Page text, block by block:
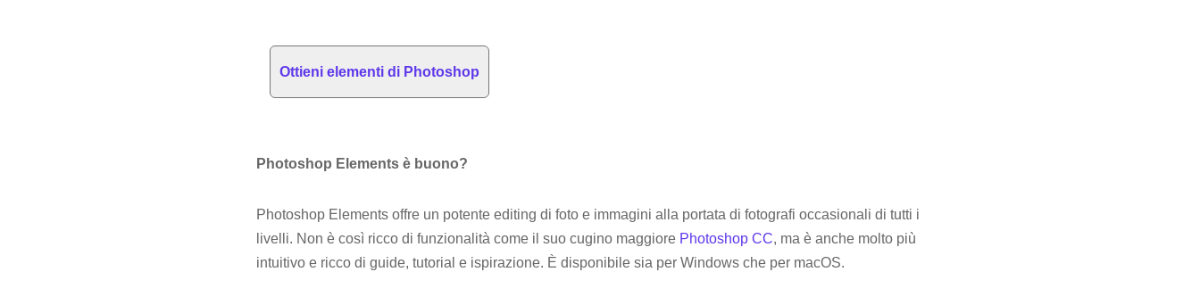
Ottieni elementi di Photoshop
Photoshop Elements è buono?
Photoshop Elements offre un potente editing di foto e immagini alla portata di fotografi occasionali di tutti i
livelli. Non è così ricco di funzionalità come il suo cugino maggiore Photoshop CC, ma è anche molto più
intuitivo e ricco di guide, tutorial e ispirazione. È disponibile sia per Windows che per macOS.